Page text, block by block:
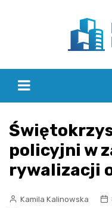
policyjni w
rywalizacji
Kamila Kalinowska